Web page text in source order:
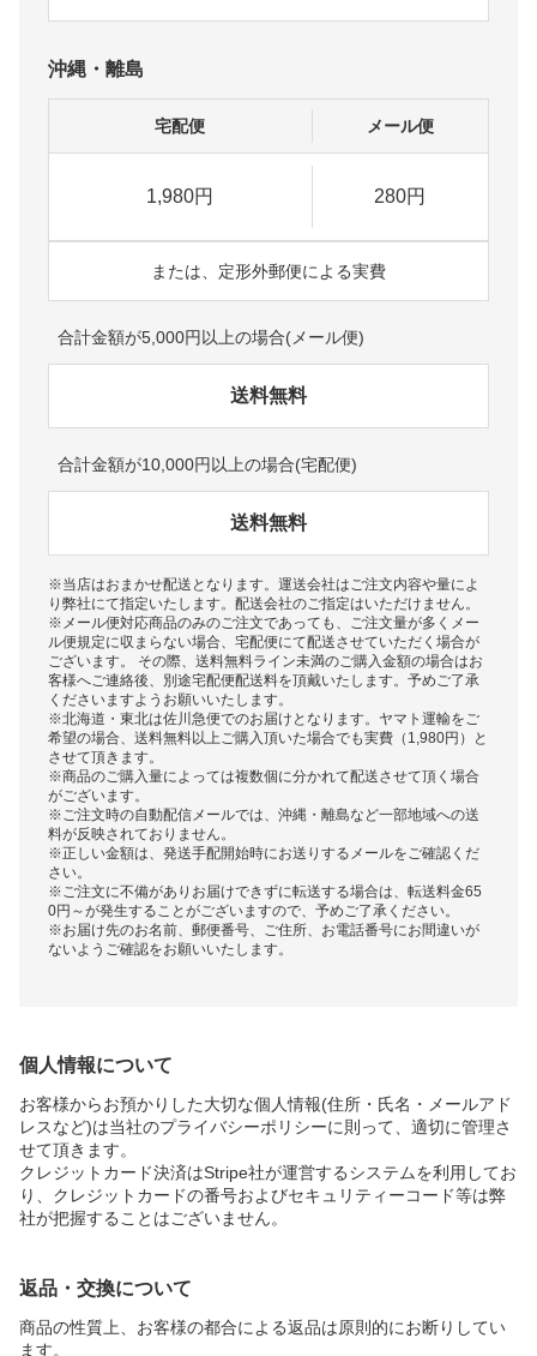
沖縄・離島
宅配便 メール便
1,980円 280円
または、定形外郵便による実費
合計金額が5,000円以上の場合(メール便)
送料無料
合計金額が10,000円以上の場合(宅配便)
送料無料
※当店はおまかせ配送となります。運送会社はご注文内容や量によ
り弊社にて指定いたします。配送会社のご指定はいただけません。
※メール便対応商品のみのご注文であっても、ご注文量が多くメー
ル便規定に収まらない場合、宅配便にて配送させていただく場合が
ございます。 その際、送料無料ライン未満のご購入金額の場合はお
客様へご連絡後、別途宅配便配送料を頂戴いたします。予めご了承
くださいますようお願いいたします。
※北海道・東北は佐川急便でのお届けとなります。ヤマト運輸をご
希望の場合、送料無料以上ご購入頂いた場合でも実費（1,980円）と
させて頂きます。
※商品のご購入量によっては複数個に分かれて配送させて頂く場合
がございます。
※ご注文時の自動配信メールでは、沖縄・離島など一部地域への送
料が反映されておりません。
※正しい金額は、発送手配開始時にお送りするメールをご確認くだ
さい。
※ご注文に不備がありお届けできずに転送する場合は、転送料金65
0円～が発生することがございますので、予めご了承ください。
※お届け先のお名前、郵便番号、ご住所、お電話番号にお間違いが
ないようご確認をお願いいたします。
個人情報について
お客様からお預かりした大切な個人情報(住所・氏名・メールアド
レスなど)は当社のプライバシーポリシーに則って、適切に管理さ
せて頂きます。
クレジットカード決済はStripe社が運営するシステムを利用してお
り、クレジットカードの番号およびセキュリティーコード等は弊
社が把握することはございません。
返品・交換について
商品の性質上、お客様の都合による返品は原則的にお断りしてい
ます。